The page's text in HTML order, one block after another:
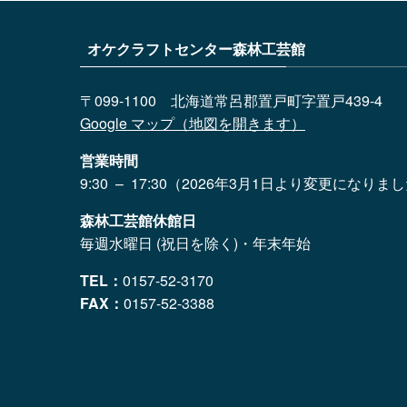
オケクラフトセンター森林工芸館
〒099-1100 北海道常呂郡置戸町字置戸439-4
Google マップ（地図を開きます）
営業時間
9:30 – 17:30（2026年3月1日より変更になりま
森林工芸館休館日
毎週水曜日 (祝日を除く)・年末年始
TEL： 0157-52-3170
FAX： 0157-52-3388